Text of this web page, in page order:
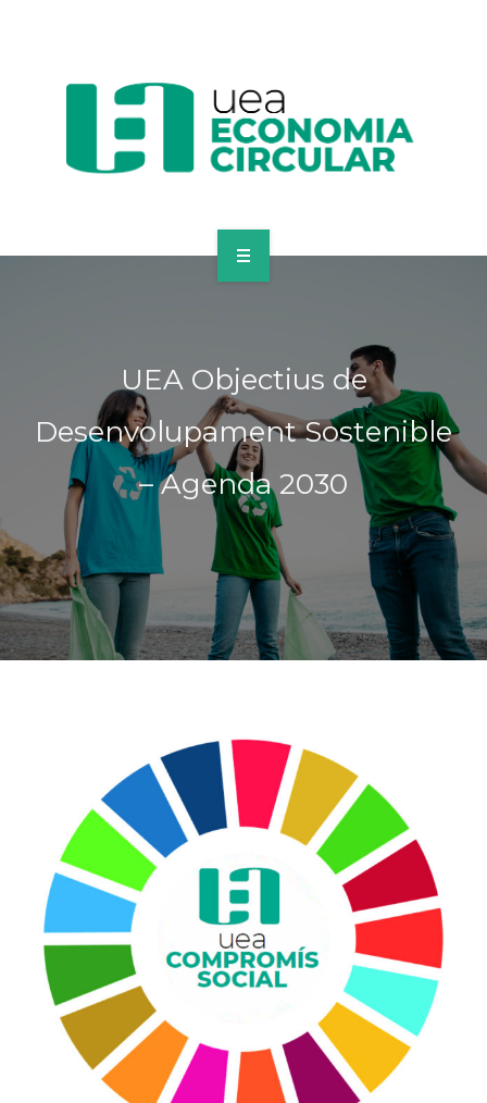
EINES PER EMPRESES
ACTUALITAT
CONTACTE
UEA Objectius de
Desenvolupament Sostenible
– Agenda 2030